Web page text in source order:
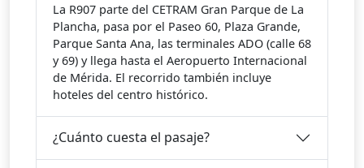
La R907 parte del CETRAM Gran Parque de La
Plancha, pasa por el Paseo 60, Plaza Grande,
Parque Santa Ana, las terminales ADO (calle 68
y 69) y llega hasta el Aeropuerto Internacional
de Mérida. El recorrido también incluye
hoteles del centro histórico.
¿Cuánto cuesta el pasaje?